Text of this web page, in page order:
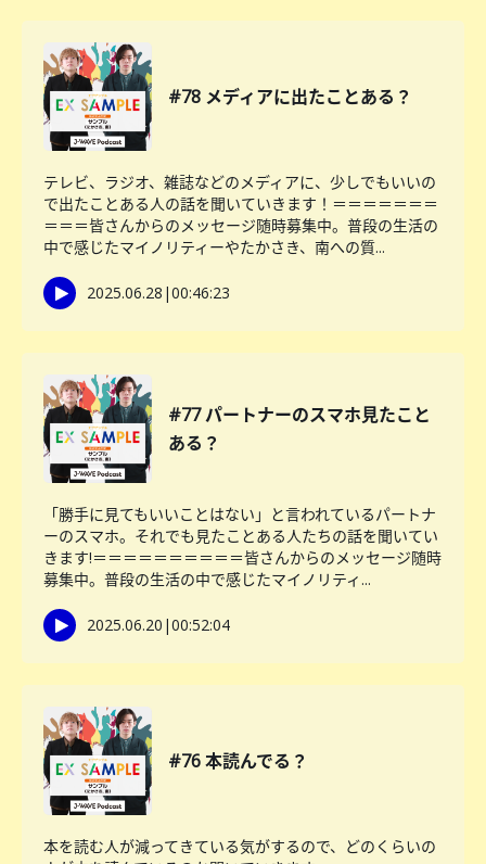
#78 メディアに出たことある？
テレビ、ラジオ、雑誌などのメディアに、少しでもいいの
で出たことある人の話を聞いていきます！＝＝＝＝＝＝＝
＝＝＝皆さんからのメッセージ随時募集中。普段の生活の
中で感じたマイノリティーやたかさき、南への質...
2025.06.28 |00:46:23
#77 パートナーのスマホ見たこと
ある？
「勝手に見てもいいことはない」と言われているパートナ
ーのスマホ。それでも見たことある人たちの話を聞いてい
きます!＝＝＝＝＝＝＝＝＝＝皆さんからのメッセージ随時
募集中。普段の生活の中で感じたマイノリティ...
2025.06.20 |00:52:04
#76 本読んでる？
本を読む人が減ってきている気がするので、どのくらいの